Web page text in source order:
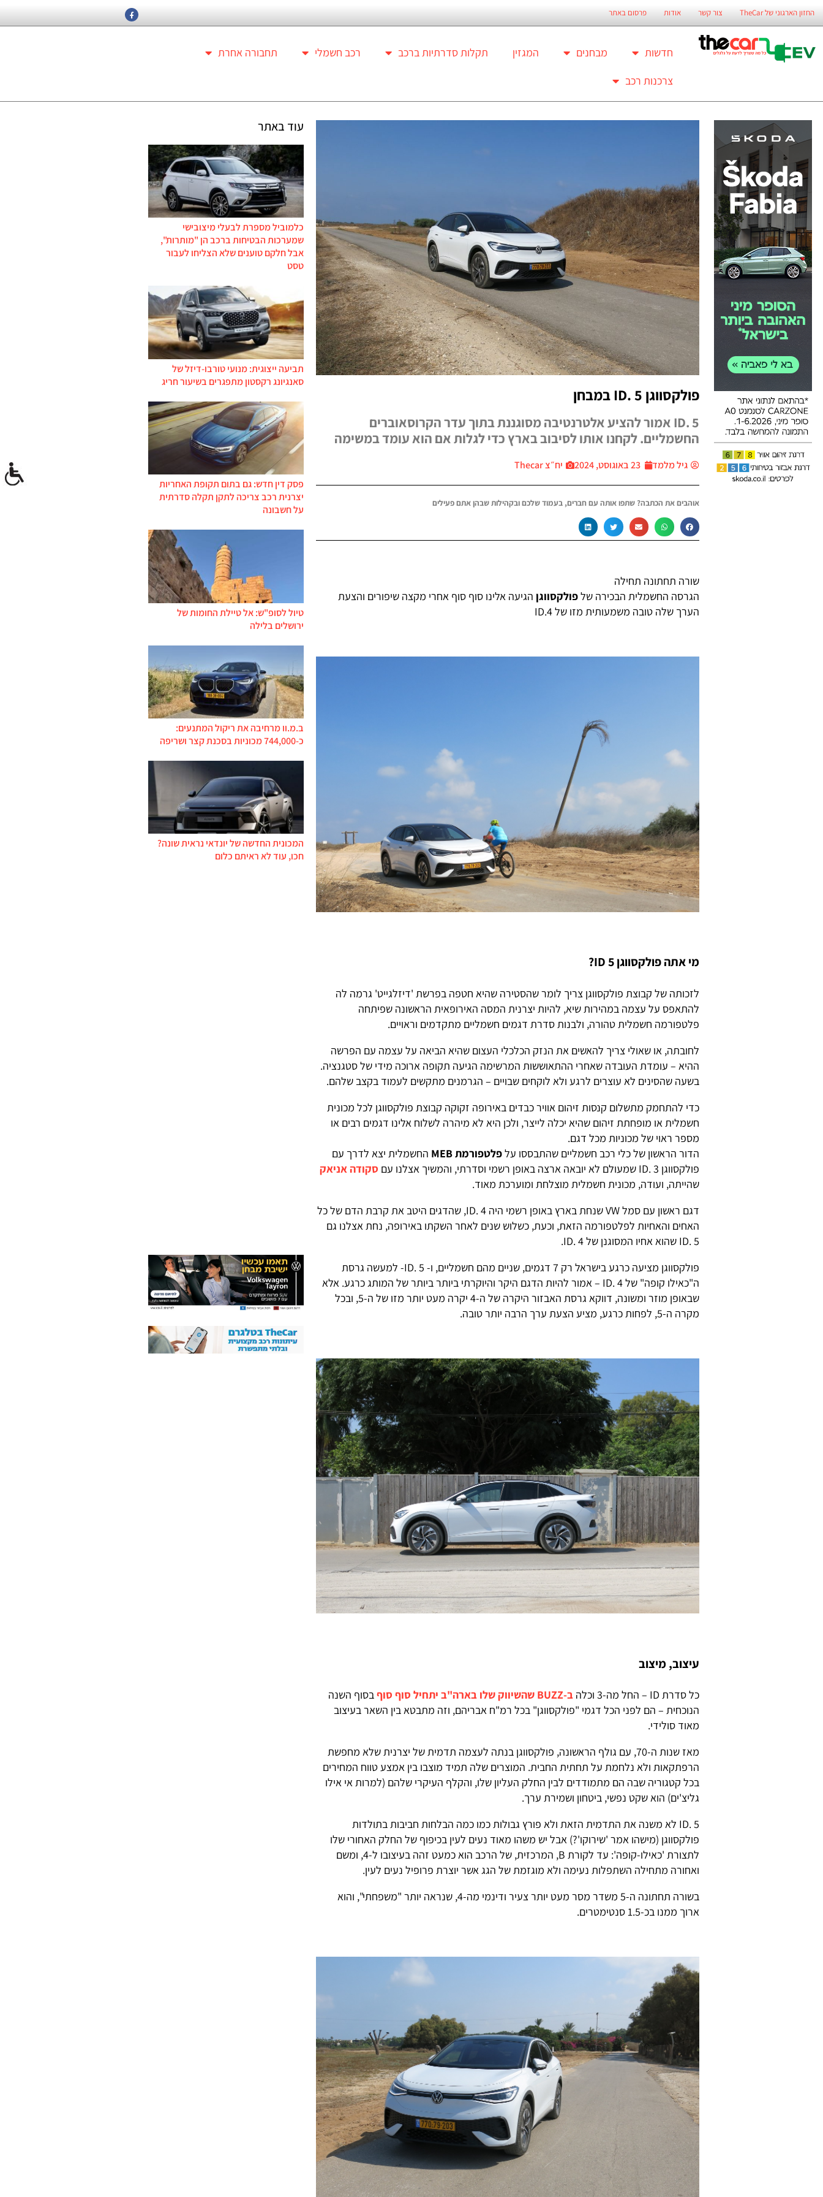
החזון הארגוני של TheCar צור קשר אודות פרסום באתר
חדשות מבחנים המגזין תקלות סדרתיות ברכב רכב חשמלי
תחבורה אחרת
צרכנות רכב
פולקסווגן ID. 5 במבחן
ID. 5 אמור להציע אלטרנטיבה מסוגננת בתוך עדר הקרוסאוברים
החשמליים. לקחנו אותו לסיבוב בארץ כדי לגלות אם הוא עומד במשימה
גיל מלמד 23 באוגוסט, 2024 יח״צ Thecar
אוהבים את הכתבה? שתפו אותה עם חברים, בעמוד שלכם ובקהילות שבהן אתם פעילים
שורה תחתונה תחילה
הגרסה החשמלית הבכירה שלפולקסווגן הגיעה אלינו סוף סוף אחרי מקצה שיפורים והצעת
הערך שלה טובה משמעותית מזו של ID.4
מי אתה פולקסווגן ID 5?
לזכותה של קבוצת פולקסווגן צריך לומר שהסטירה שהיא חטפה בפרשת 'דיזלגייט' גרמה לה
להתאפס על עצמה במהירות שיא, להיות יצרנית המסה האירופאית הראשונה שפיתחה
פלטפורמה חשמלית טהורה, ולבנות סדרת דגמים חשמליים מתקדמים וראויים.
לחובתה, או שאולי צריך להאשים את הנזק הכלכלי העצום שהיא הביאה על עצמה עם הפרשה
ההיא – עומדת העובדה שאחרי ההתאוששות המרשימה הגיעה תקופה ארוכה מידי של סטגנציה.
בשעה שהסינים לא עוצרים לרגע ולא לוקחים שבויים – הגרמנים מתקשים לעמוד בקצב שלהם.
כדי להתחמק מתשלום קנסות זיהום אוויר כבדים באירופה זקוקה קבוצת פולקסווגן לכל מכונית
חשמלית או מופחתת זיהום שהיא יכלה לייצר, ולכן היא לא מיהרה לשלוח אלינו דגמים רבים או
מספר ראוי של מכוניות מכל דגם.
הדור הראשון של כלי רכב חשמליים שהתבססו עלפלטפורמת MEB
החשמלית יצא לדרך עם
פולקסווגן ID. 3 שמעולם לא יובאה ארצה באופן רשמי וסדרתי, והמשיך אצלנו עם
סקודה אניאק
שהייתה, ועודה, מכונית חשמלית מוצלחת ומוערכת מאוד.
דגם ראשון עם סמל VW שנחת בארץ באופן רשמי היה ID. 4, שהדגים היטב את קרבת הדם של כל
האחים והאחיות לפלטפורמה הזאת, וכעת, כשלוש שנים לאחר השקתו באירופה, נחת אצלנו גם
ID. 5 שהוא אחיו המסוגנן של ID. 4.
פולקסווגן מציעה כרגע בישראל רק 7 דגמים, שניים מהם חשמליים, ו- ID. 5- למעשה גרסת
ה"כאילו קופה" של ID. 4 – אמור להיות הדגם היקר והיוקרתי ביותר ביותר של המותג כרגע. אלא
שבאופן מוזר ומשונה, דווקא גרסת האבזור היקרה של ה-4 יקרה מעט יותר מזו של ה-5, ובכל
מקרה ה-5, לפחות כרגע, מציע הצעת ערך הרבה יותר טובה.
עיצוב, מיצוב
כל סדרת ID – החל מה-3 וכלה ב-BUZZ שהשיווק שלו בארה"ב יתחיל סוף סוף
בסוף השנה
הנוכחית – הם לפני הכל דגמי "פולקסווגן" בכל רמ"ח אבריהם, וזה מתבטא בין השאר בעיצוב
מאוד סולידי.
מאז שנות ה-70, עם גולף הראשונה, פולקסווגן בנתה לעצמה תדמית של יצרנית שלא מחפשת
הרפתקאות ולא נלחמת על תחתית החבית. המוצרים שלה תמיד מוצבו בין אמצע טווח המחירים
בכל קטגוריה שבה הם מתמודדים לבין החלק העליון שלו, והקלף העיקרי שלהם (למרות אי אילו
גליצ'ים) הוא שקט נפשי, ביטחון ושמירת ערך.
ID. 5 לא משנה את התדמית הזאת ולא פורץ גבולות כמו כמה הבלחות חביבות בתולדות
פולקסווגן (מישהו אמר 'שירוקו'?) אבל יש משהו מאוד נעים לעין בכיפוף של החלק האחורי שלו
לתצורת 'כאילו-קופה': עד לקורת B, המרכזית, של הרכב הוא כמעט זהה בעיצובו ל-4, ומשם
ואחורה מתחילה השתפלות נעימה ולא מוגזמת של הגג אשר יוצרת פרופיל נעים לעין.
בשורה תחתונה ה-5 משדר מסר מעט יותר צעיר ודינמי מה-4, שנראה יותר "משפחתי", והוא
ארוך ממנו בכ-1.5 סנטימטרים.
עוד באתר
כלמוביל מספרת לבעלי מיצובישי
שמערכות הבטיחות ברכב הן "מותרות",
אבל חלקם טוענים שלא הצליחו לעבור
טסט
תביעה ייצוגית: מנועי טורבו-דיזל של
סאנגיונג רקסטון מתפגרים בשיעור חריג
פסק דין חדש: גם בתום תקופת האחריות
יצרנית רכב צריכה לתקן תקלה סדרתית
על חשבונה
טיול לסופ"ש: אל טיילת החומות של
ירושלים בלילה
ב.מ.וו מרחיבה את ריקול המתנעים:
כ-744,000 מכוניות בסכנת קצר ושריפה
המכונית החדשה של יונדאי נראית שונה?
חכו, עוד לא ראיתם כלום